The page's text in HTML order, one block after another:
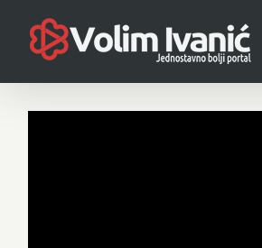
content